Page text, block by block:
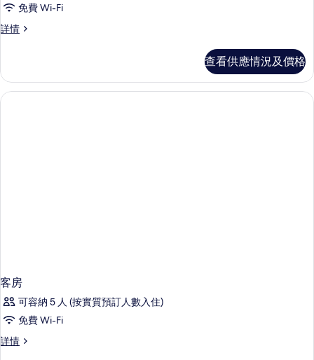
免費 Wi-Fi
詳情
客
查看供應情況及價格
客房
可容納 5 人 (按實質預訂人數入住)
免費 Wi-Fi
詳情
客